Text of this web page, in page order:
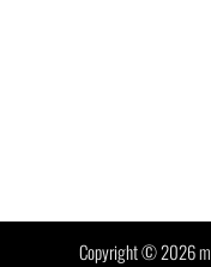
Copyright © 2026